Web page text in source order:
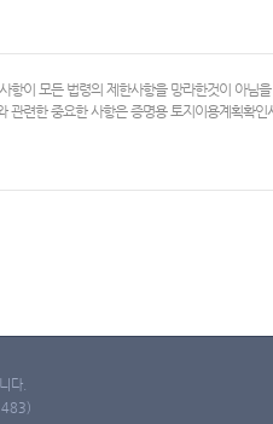
이 모든 법령의 제한사항을 망라한것이 아님
련한 중요한 사항은 증명용 토지이용계획확
다.